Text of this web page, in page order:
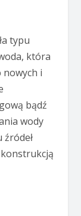
typu
która
nowych i
bądź
wody
źródeł